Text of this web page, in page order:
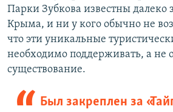
Парки Зубкова известны далеко
Крыма, и ни у кого обычно не
что эти уникальные
необходимо поддерживать, а не
существование.
Был закреплен за